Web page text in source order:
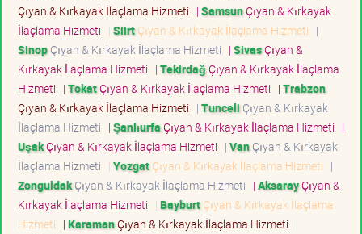
Çıyan & Kırkayak İlaçlama Hizmeti | SamsunÇıyan & Kırkayak
İlaçlama Hizmeti | SiirtÇıyan & Kırkayak İlaçlama Hizmeti |
SinopÇıyan & Kırkayak İlaçlama Hizmeti | SivasÇıyan &
Kırkayak İlaçlama Hizmeti | TekirdağÇıyan & Kırkayak İlaçlama
Hizmeti | TokatÇıyan & Kırkayak İlaçlama Hizmeti | Trabzon
Çıyan & Kırkayak İlaçlama Hizmeti | Tunceli Çıyan & Kırkayak
İlaçlama Hizmeti | ŞanlıurfaÇıyan & Kırkayak İlaçlama Hizmeti |
UşakÇıyan & Kırkayak İlaçlama Hizmeti | VanÇıyan & Kırkayak
İlaçlama Hizmeti | YozgatÇıyan & Kırkayak İlaçlama Hizmeti |
ZonguldakÇıyan & Kırkayak İlaçlama Hizmeti | AksarayÇıyan &
Kırkayak İlaçlama Hizmeti | BayburtÇıyan & Kırkayak İlaçlama
Hizmeti | KaramanÇıyan & Kırkayak İlaçlama Hizmeti |